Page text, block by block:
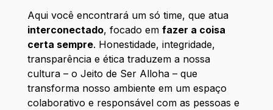
Aqui você encontrará um só time, que atua
interconectado, focado em fazer a coisa
certa sempre. Honestidade, integridade,
transparência e ética traduzem a nossa
cultura – o Jeito de Ser Alloha – que
transforma nosso ambiente em um espaço
colaborativo e responsável com as pessoas e